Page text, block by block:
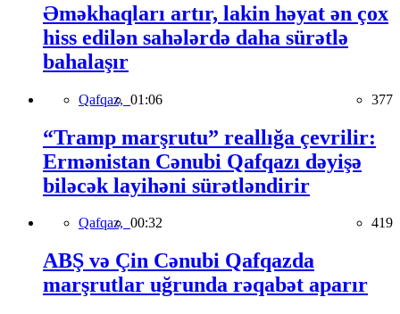
Əməkhaqları artır, lakin həyat ən çox
hiss edilən sahələrdə daha sürətlə
bahalaşır
Qafqaz, 01:06 377
“Tramp marşrutu” reallığa çevrilir:
Ermənistan Cənubi Qafqazı dəyişə
biləcək layihəni sürətləndirir
Qafqaz, 00:32 419
ABŞ və Çin Cənubi Qafqazda
marşrutlar uğrunda rəqabət aparır